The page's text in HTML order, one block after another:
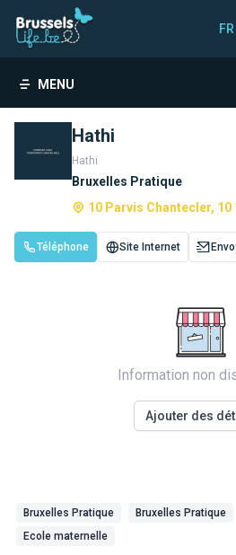
FR
MENU
Hathi
Hathi
Bruxelles Pratique
10 Parvis Chantecler, 10
Téléphone Site Internet
Information non
Ajouter des
Bruxelles Pratique Bruxelles Pratique
Ecole maternelle